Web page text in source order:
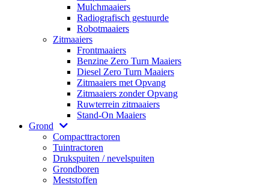
Mulchmaaiers
Radiografisch gestuurde
Robotmaaiers
Zitmaaiers
Frontmaaiers
Benzine Zero Turn Maaiers
Diesel Zero Turn Maaiers
Zitmaaiers met Opvang
Zitmaaiers zonder Opvang
Ruwterrein zitmaaiers
Stand-On Maaiers
Grond
Compacttractoren
Tuintractoren
Drukspuiten / nevelspuiten
Grondboren
Meststoffen